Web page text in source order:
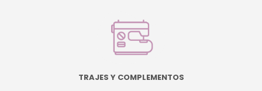
TRAJES Y COMPLEMENTOS